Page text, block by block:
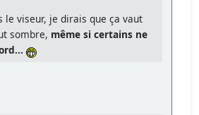
le viseur, je dirais que ça vaut
sombre, même si certains ne